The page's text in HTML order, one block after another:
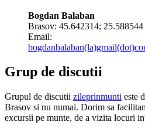
Bogdan Balaban
Brasov: 45.642314; 25.588544
Email:
Grup de discutii
Grupul de discutii zileprinmunti este
Brasov si nu numai. Dorim sa
excursii pe munte, de a vizita locuri